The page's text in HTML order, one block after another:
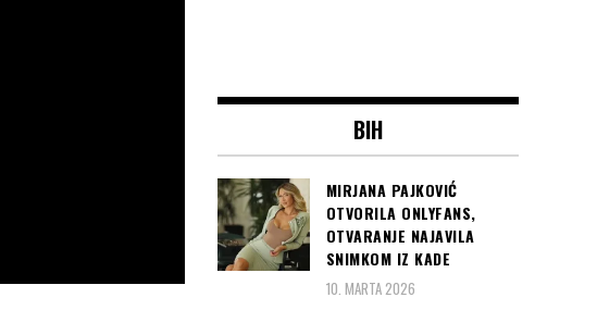
BIH
MIRJANA PAJKOVIĆ
OTVORILA ONLYFANS,
OTVARANJE NAJAVILA
SNIMKOM IZ KADE
10. MARTA 2026